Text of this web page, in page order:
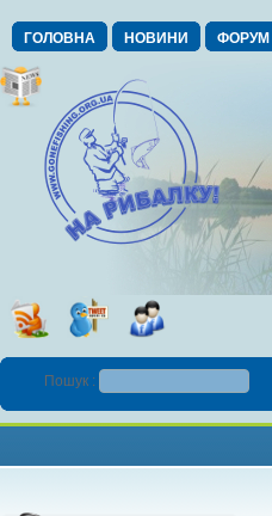
ГОЛОВНА НОВИНИ ФОРУМ
Пошук :